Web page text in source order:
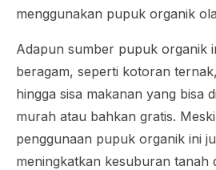
menggunakan pupuk organik
Adapun sumber pupuk organik
beragam, seperti kotoran
hingga sisa makanan yang bisa
murah atau bahkan gratis.
penggunaan pupuk organik ini
meningkatkan kesuburan tanah